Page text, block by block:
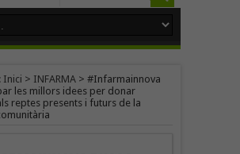
Inici > INFARMA> #Infarmainnova
les millors idees per donar
reptes presents i futurs de la